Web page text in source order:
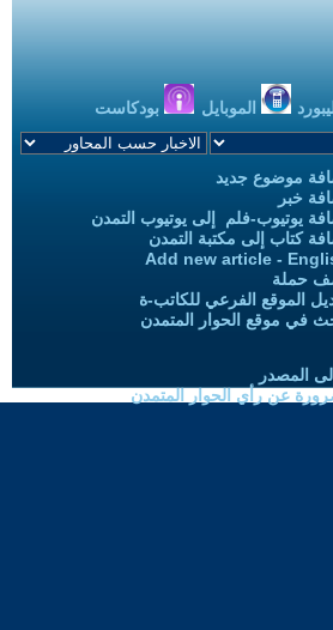
الموبايل بودكاست
موضوع جديد
خبر
يوتيوب-فلم إلى يوتيوب التمدن
كتاب إلى مكتبة التمدن
Add new article -
حملة
الموقع الفرعي للكاتب-ة
في موقع الحوار المتمدن
المصدر
عن رأي الحوار المتمدن